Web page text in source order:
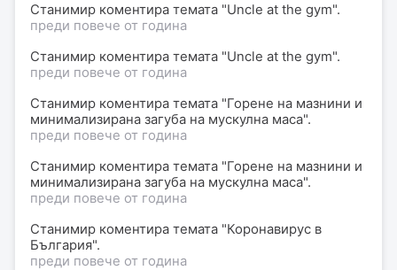
Станимир коментира темата "Uncle at the gym".
преди повече от година
Станимир коментира темата "Uncle at the gym".
преди повече от година
Станимир коментира темата "Горене на мазнини и
минимализирана загуба на мускулна маса".
преди повече от година
Станимир коментира темата "Горене на мазнини и
минимализирана загуба на мускулна маса".
преди повече от година
Станимир коментира темата "Коронавирус в
България".
преди повече от година